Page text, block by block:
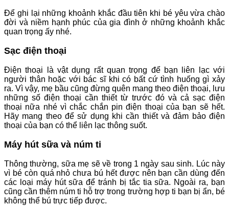
Để ghi lại những khoảnh khắc đầu tiên khi bé yêu vừa chào
đời và niềm hạnh phúc của gia đình ở những khoảnh khắc
quan trọng ấy nhé.
Sạc điện thoại
Điện thoại là vật dụng rất quan trọng để bạn liên lạc với
người thân hoặc với bác sĩ khi có bất cứ tình huống gì xảy
ra. Vì vậy, mẹ bầu cũng đừng quên mang theo điện thoại, lưu
những số điện thoại cần thiết từ trước đó và cả sạc điện
thoại nữa nhé vì chắc chắn pin điện thoại của bạn sẽ hết.
Hãy mang theo để sử dụng khi cần thiết và đảm bảo điện
thoại của bạn có thể liên lạc thông suốt.
Máy hút sữa và núm ti
Thông thường, sữa mẹ sẽ về trong 1 ngày sau sinh. Lúc này
vì bé còn quá nhỏ chưa bú hết được nên bạn cần dùng đến
các loại máy hút sữa để tránh bị tắc tia sữa. Ngoài ra, bạn
cũng cần thêm núm ti hỗ trợ trong trường hợp ti bạn bị ẩn, bé
không thể bú trực tiếp được.